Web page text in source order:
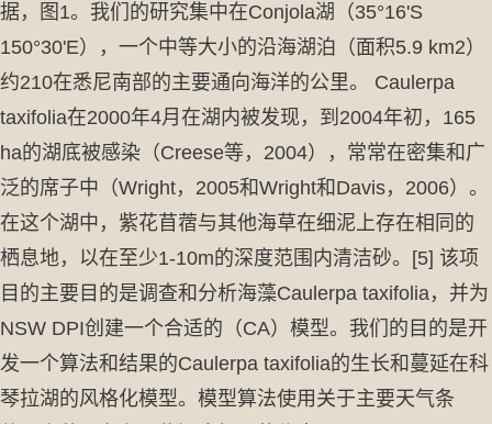
据，图1。我们的研究集中在Conjola湖（35°16'S
150°30'E），一个中等大小的沿海湖泊（面积5.9 km2）
约210在悉尼南部的主要通向海洋的公里。 Caulerpa
taxifolia在2000年4月在湖内被发现，到2004年初，165
ha的湖底被感染（Creese等，2004），常常在密集和广
泛的席子中（Wright，2005和Wright和Davis，2006）。
在这个湖中，紫花苜蓿与其他海草在细泥上存在相同的
栖息地，以在至少1-10m的深度范围内清洁砂。[5] 该项
目的主要目的是调查和分析海藻Caulerpa taxifolia，并为
NSW DPI创建一个合适的（CA）模型。我们的目的是开
发一个算法和结果的Caulerpa taxifolia的生长和蔓延在科
琴拉湖的风格化模型。模型算法使用关于主要天气条